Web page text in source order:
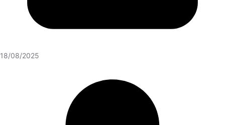
18/08/2025